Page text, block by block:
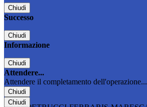
Chiudi
Successo
Chiudi
Informazione
Chiudi
Attendere...
Attendere il completamento dell'operazione...
Chiudi
Chiudi